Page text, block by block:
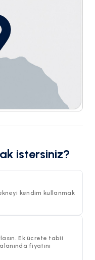
istersiniz?
kendim kullanmak
Ek ücrete tabii
fiyatını